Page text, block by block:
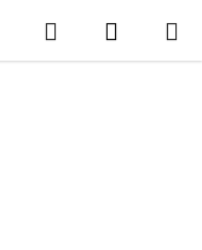
Hledat
KOŠÍK